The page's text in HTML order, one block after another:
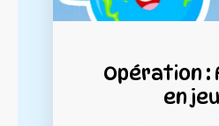
Opération :
en